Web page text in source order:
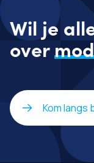
Wil je
over
Kom langs